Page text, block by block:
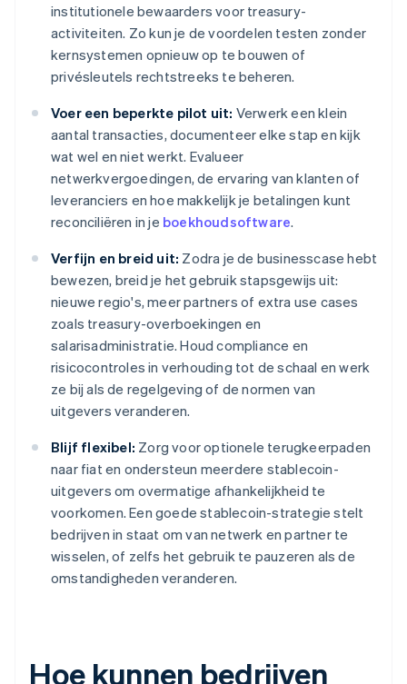
institutionele bewaarders voor treasury-
activiteiten. Zo kun je de voordelen testen zonder
kernsystemen opnieuw op te bouwen of
privésleutels rechtstreeks te beheren.
Voer een beperkte pilot uit: Verwerk een klein
aantal transacties, documenteer elke stap en kijk
wat wel en niet werkt. Evalueer
netwerkvergoedingen, de ervaring van klanten of
leveranciers en hoe makkelijk je betalingen kunt
reconciliëren in je boekhoudsoftware.
Verfijn en breid uit: Zodra je de businesscase hebt
bewezen, breid je het gebruik stapsgewijs uit:
nieuwe regio's, meer partners of extra use cases
zoals treasury-overboekingen en
salarisadministratie. Houd compliance en
risicocontroles in verhouding tot de schaal en werk
ze bij als de regelgeving of de normen van
uitgevers veranderen.
Blijf flexibel: Zorg voor optionele terugkeerpaden
naar fiat en ondersteun meerdere stablecoin-
uitgevers om overmatige afhankelijkheid te
voorkomen. Een goede stablecoin-strategie stelt
bedrijven in staat om van netwerk en partner te
wisselen, of zelfs het gebruik te pauzeren als de
omstandigheden veranderen.
Hoe kunnen bedrijven